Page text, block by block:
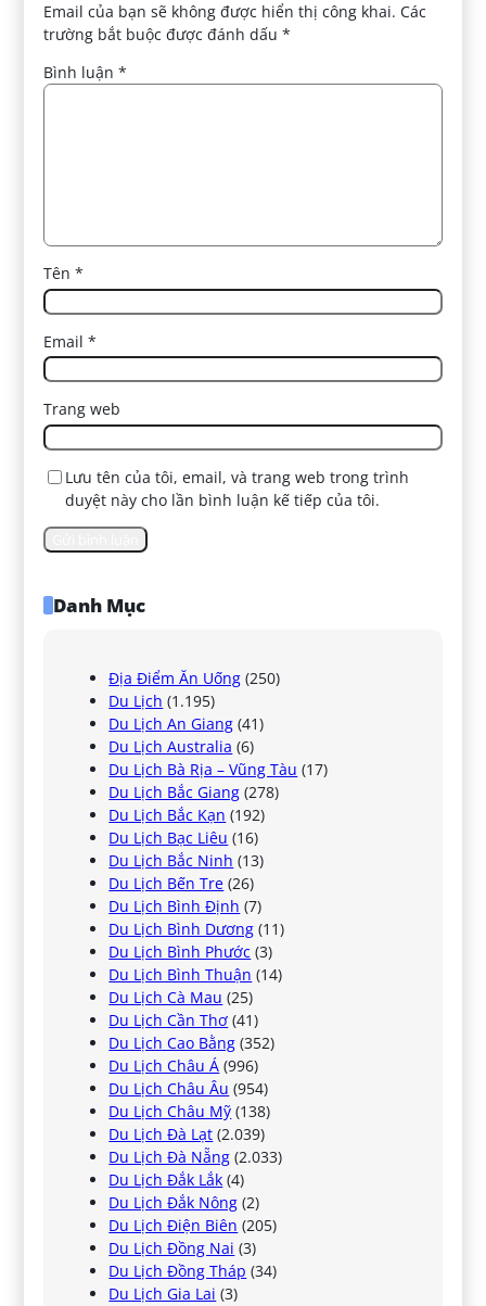
Email của bạn sẽ không được hiển thị công khai. Các
trường bắt buộc được đánh dấu*
Bình luận*
Tên*
Email*
Trang web
Lưu tên của tôi, email, và trang web trong trình
duyệt này cho lần bình luận kế tiếp của tôi.
Danh Mục
Địa Điểm Ăn Uống (250)
Du Lịch (1.195)
Du Lịch An Giang (41)
Du Lịch Australia (6)
Du Lịch Bà Rịa – Vũng Tàu (17)
Du Lịch Bắc Giang (278)
Du Lịch Bắc Kạn (192)
Du Lịch Bạc Liêu (16)
Du Lịch Bắc Ninh (13)
Du Lịch Bến Tre (26)
Du Lịch Bình Định (7)
Du Lịch Bình Dương (11)
Du Lịch Bình Phước (3)
Du Lịch Bình Thuận (14)
Du Lịch Cà Mau (25)
Du Lịch Cần Thơ (41)
Du Lịch Cao Bằng (352)
Du Lịch Châu Á (996)
Du Lịch Châu Âu (954)
Du Lịch Châu Mỹ (138)
Du Lịch Đà Lạt (2.039)
Du Lịch Đà Nẵng (2.033)
Du Lịch Đắk Lắk (4)
Du Lịch Đắk Nông (2)
Du Lịch Điện Biên (205)
Du Lịch Đồng Nai (3)
Du Lịch Đồng Tháp (34)
Du Lịch Gia Lai (3)